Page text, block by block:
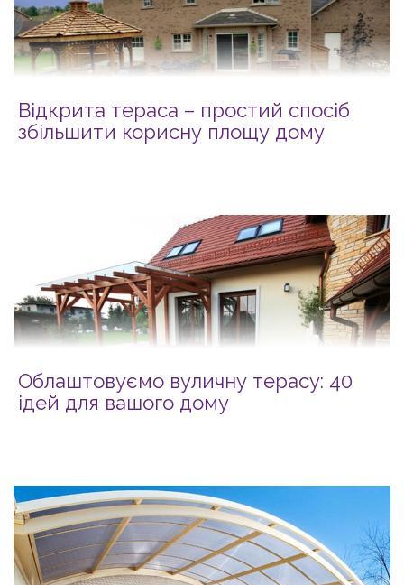
Відкрита тераса – простий спосіб
збільшити корисну площу дому
Облаштовуємо вуличну терасу: 40
ідей для вашого дому